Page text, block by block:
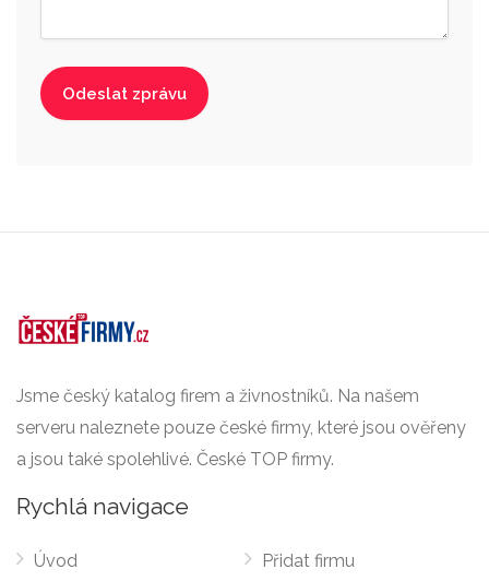
Jsme český katalog firem a živnostníků. Na našem
serveru naleznete pouze české firmy, které jsou ověřeny
a jsou také spolehlivé. České TOP firmy.
Rychlá navigace
Úvod
Přidat firmu